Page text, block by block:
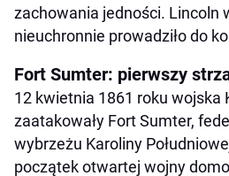
zachowania jedności. Lincoln
nieuchronnie prowadziło do
Fort Sumter: pierwszy
12 kwietnia 1861 roku wojska
zaatakowały Fort Sumter,
wybrzeżu Karoliny
początek otwartej wojny